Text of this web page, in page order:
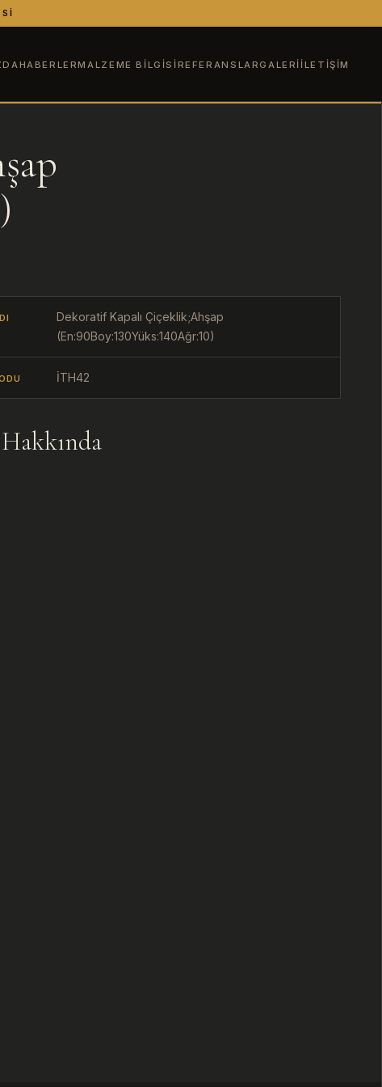
HABERLERMALZEME BILGISI REFERANSLAR GALERI İLETIŞIM
Dekoratif Kapalı Çiçeklik;Ahşap
(En:90Boy:130Yüks:140Ağr:10)
İTH42